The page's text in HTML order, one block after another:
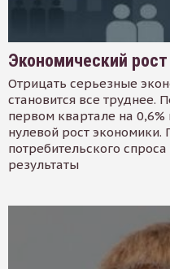
Экономический
Отрицать серьезные
становится все труднее.
первом квартале на
нулевой рост
потребительского
результаты